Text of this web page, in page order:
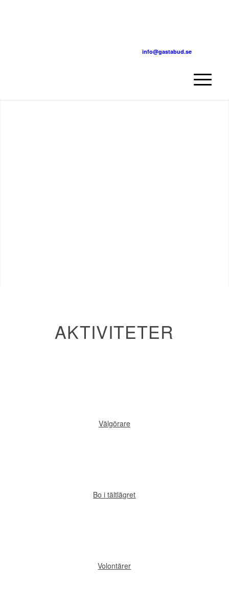
info@gastabud.se
AKTIVITETER
Välgörare
Bo i tältlägret
Volontärer